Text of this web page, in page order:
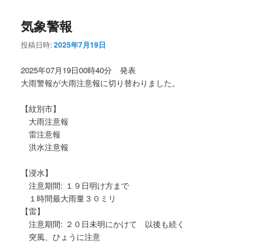
気象警報
投稿日時:2025年7月19日
2025年07月19日00時40分 発表
大雨警報が大雨注意報に切り替わりました。
【紋別市】
大雨注意報
雷注意報
洪水注意報
【浸水】
注意期間: １９日明け方まで
１時間最大雨量３０ミリ
【雷】
注意期間: ２０日未明にかけて 以後も続く
突風、ひょうに注意